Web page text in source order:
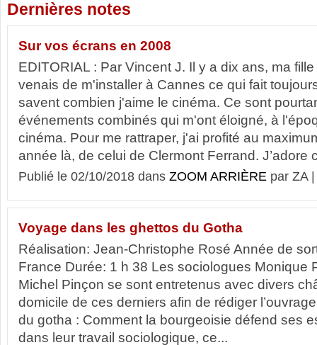
Dernières notes
Sur vos écrans en 2008
EDITORIAL : Par Vincent J. Il y a dix ans, ma
venais de m'installer à Cannes ce qui fait
savent combien j'aime le cinéma. Ce sont
événements combinés qui m'ont éloigné, à
cinéma. Pour me rattraper, j'ai profité au
année là, de celui de Clermont Ferrand. J’adore
Publié le 02/10/2018 dans ZOOM ARRIÈRE par ZA
Voyage dans les ghettos du Gotha
Réalisation: Jean-Christophe Rosé Année de
France Durée: 1 h 38 Les sociologues Monique
Michel Pinçon se sont entretenus avec divers
domicile de ces derniers afin de rédiger
du gotha : Comment la bourgeoisie défend ses
dans leur travail sociologique, ce...